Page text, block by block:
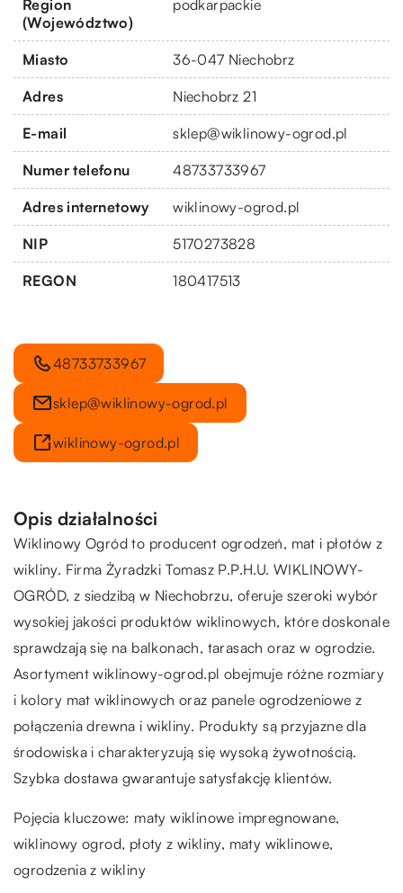
Region
(Województwo)
podkarpackie
Miasto 36-047 Niechobrz
Adres Niechobrz 21
E-mail sklep@wiklinowy-ogrod.pl
Numer telefonu 48733733967
Adres internetowy wiklinowy-ogrod.pl
NIP 5170273828
REGON 180417513
48733733967
sklep@wiklinowy-ogrod.pl
wiklinowy-ogrod.pl
Opis działalności
Wiklinowy Ogród to producent ogrodzeń, mat i płotów z
wikliny. Firma Żyradzki Tomasz P.P.H.U. WIKLINOWY-
OGRÓD, z siedzibą w Niechobrzu, oferuje szeroki wybór
wysokiej jakości produktów wiklinowych, które doskonale
sprawdzają się na balkonach, tarasach oraz w ogrodzie.
Asortyment wiklinowy-ogrod.pl obejmuje różne rozmiary
i kolory mat wiklinowych oraz panele ogrodzeniowe z
połączenia drewna i wikliny. Produkty są przyjazne dla
środowiska i charakteryzują się wysoką żywotnością.
Szybka dostawa gwarantuje satysfakcję klientów.
Pojęcia kluczowe: maty wiklinowe impregnowane,
wiklinowy ogrod, płoty z wikliny, maty wiklinowe,
ogrodzenia z wikliny